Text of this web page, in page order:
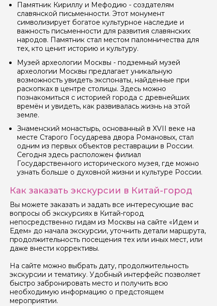
Памятник Кириллу и Мефодию - создателям
славянской письменности. Этот монумент
символизирует богатое культурное наследие и
важность письменности для развития славянских
народов. Памятник стал местом паломничества для
тех, кто ценит историю и культуру.
Музей археологии Москвы - подземный музей
археологии Москвы предлагает уникальную
возможность увидеть экспонаты, найденные при
раскопках в центре столицы. Здесь можно
познакомиться с историей города с древнейших
времён и увидеть, как развивалась жизнь на этой
земле.
Знаменский монастырь, основанный в XVII веке на
месте Старого Государева двора Романовых, стал
одним из первых объектов реставрации в России.
Сегодня здесь расположен филиал
Государственного исторического музея, где можно
узнать больше о духовной жизни и культуре России.
Как заказать экскурсии в Китай-город
Вы можете заказать и задать все интересующие вас
вопросы об экскурсиях в Китай-город
непосредственно гидам из Москвы на сайте «Идем и
Едем» до начала экскурсии, уточнить детали маршрута,
продолжительность посещения тех или иных мест, или
даже внести коррективы.
На сайте можно выбрать дату, продолжительность
экскурсии и тематику. Удобный интерфейс позволяет
быстро забронировать место и получить всю
необходимую информацию о предстоящем
мероприятии.
Отправить